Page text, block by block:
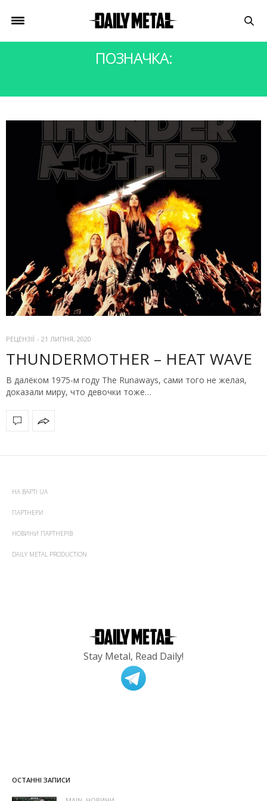
ПОЗНАЧКА:
РЕЦЕНЗІЇ - 21 ЛИПНЯ, 2020
THUNDERMOTHER – HEAT WAVE
В далёком 1975-м году The Runaways, сами того не желая,
доказали миру, что девочки тоже…
НА ВАРТІ UA
ПАРТНЕРИ
НОВИНИ ПАРТНЕРІВ
DAILY METAL PRODUCTION
Stay Metal, Read Daily!
ОСТАННІ ЗАПИСИ